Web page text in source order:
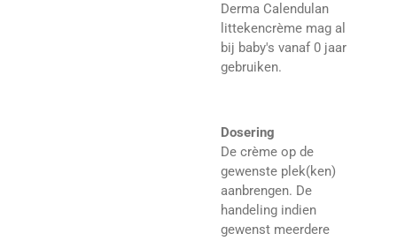
Derma Calendulan
littekencrème mag al
bij baby's vanaf 0 jaar
gebruiken.
Dosering
De crème op de
gewenste plek(ken)
aanbrengen. De
handeling indien
gewenst meerdere